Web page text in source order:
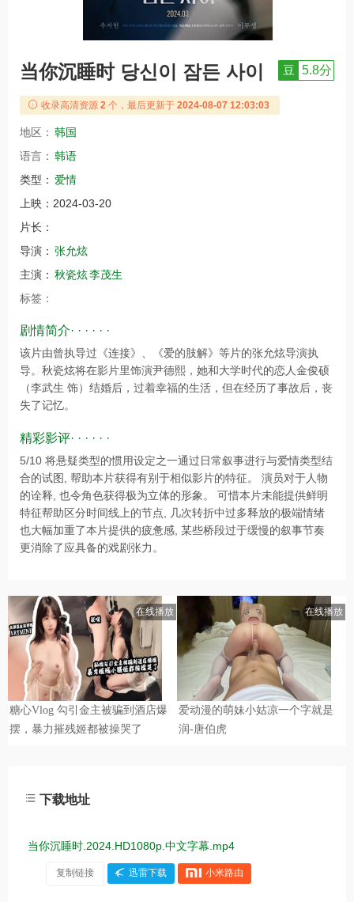
当你沉睡时 당신이 잠든 사이 豆 5.8分
收录高清资源 2 个，最后更新于 2024-08-07 12:03:03
地区： 韩国
语言： 韩语
类型： 爱情
上映： 2024-03-20
片长：
导演： 张允炫
主演： 秋瓷炫李茂生
标签：
剧情简介· · · · · ·
该片由曾执导过《连接》、《爱的肢解》等片的张允炫导演执
导。秋瓷炫将在影片里饰演尹德熙，她和大学时代的恋人金俊硕
（李武生 饰）结婚后，过着幸福的生活，但在经历了事故后，丧
失了记忆。
精彩影评· · · · · ·
5/10 将悬疑类型的惯用设定之一通过日常叙事进行与爱情类型结
合的试图, 帮助本片获得有别于相似影片的特征。 演员对于人物
的诠释, 也令角色获得极为立体的形象。 可惜本片未能提供鲜明
特征帮助区分时间线上的节点, 几次转折中过多释放的极端情绪
也大幅加重了本片提供的疲惫感, 某些桥段过于缓慢的叙事节奏
更消除了应具备的戏剧张力。
下载地址
当你沉睡时.2024.HD1080p.中文字幕.mp4
复制链接 迅雷下载 小米路由